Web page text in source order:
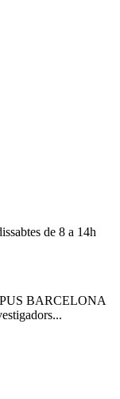
de 8 a 14h
BARCELONA